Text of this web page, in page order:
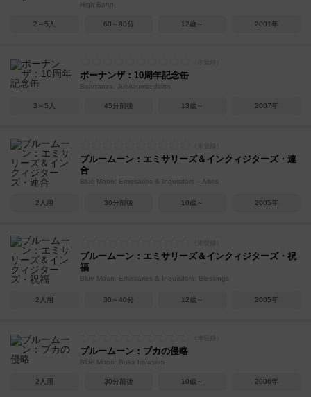
High Bohn
2～5人 60～80分 12歳～ 2001年
ボーナンザ：10周年記念缶
Bohnanza: Jubiläumsedition
3～5人 45分前後 13歳～ 2007年
ブルームーン：エミサリーズ＆インクィジターズ・連
合
Blue Moon: Emissaries & Inquisitors – Allies
2人用 30分前後 10歳～ 2005年
ブルームーン：エミサリーズ＆インクィジターズ・祝
福
Blue Moon: Emissaries & Inquisitors: Blessings
2人用 30～40分 12歳～ 2005年
ブルームーン：ブカの侵略
Blue Moon: Buka Invasion
2人用 30分前後 10歳～ 2006年